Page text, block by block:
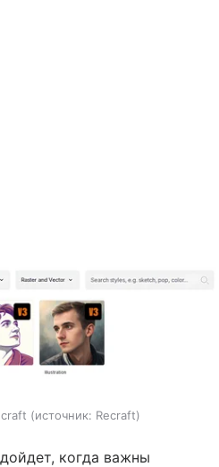
источник: Recraft
когда важны